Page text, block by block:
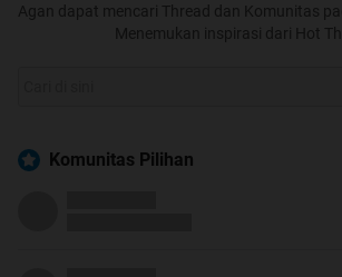
Agan dapat mencari Thread dan Komunitas
Menemukan inspirasi dari Hot
Komunitas Pilihan